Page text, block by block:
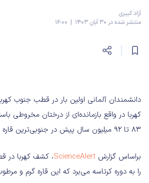
آزاد کبیری
منتشر شده در 30 آبان 1403 | 16:00
دانشمندان آلمانی اولین‌ بار در قطب جنوب
کهربا در واقع بازمانده‌ای از درختان مخروطی
83 تا 92 میلیون سال پیش در جنوبی‌ترین قاره زمین رشد می‌کردند.
براساس گزارش ScienceAlert، کشف کهربا در
را به دوره کرتاسه می‌برد که این قاره گرم و